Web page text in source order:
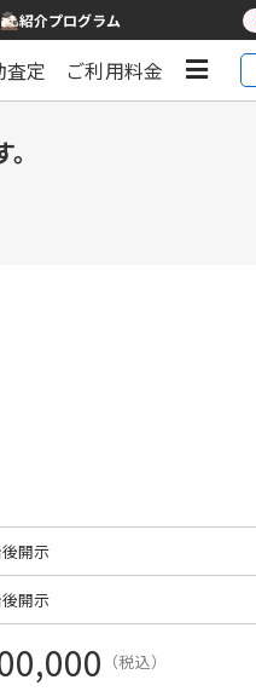
紹介プログラム
査定 ご利用料金
開示
開示
（税込）